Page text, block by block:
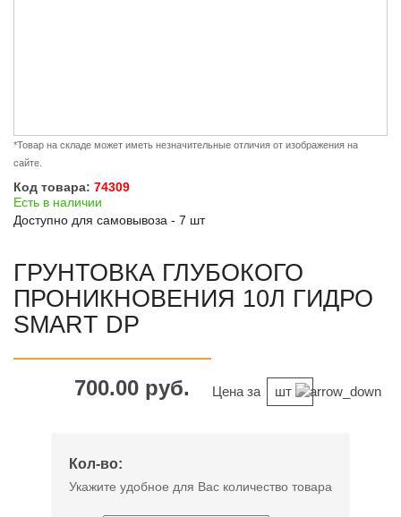
*Товар на складе может иметь незначительные отличия от изображения на
сайте.
Код товара: 74309
Есть в наличии
Доступно для самовывоза - 7 шт
ГРУНТОВКА ГЛУБОКОГО
ПРОНИКНОВЕНИЯ 10Л ГИДРО
SMART DP
700.00 руб. Цена за шт
Кол-во:
Укажите удобное для Вас количество товара